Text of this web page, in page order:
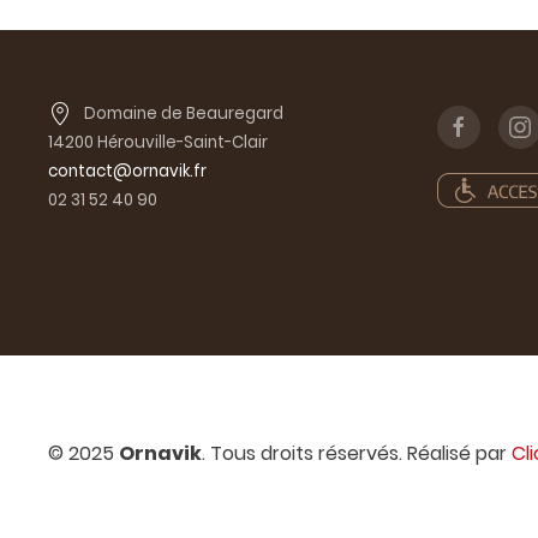
Domaine de Beauregard
14200 Hérouville-Saint-Clair
contact@ornavik.fr
02 31 52 40 90
© 2025 Ornavik. Tous droits réservés. Réalisé par